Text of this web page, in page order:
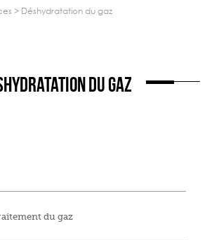
> déshydratation du gaz
DU GAZ
du gaz